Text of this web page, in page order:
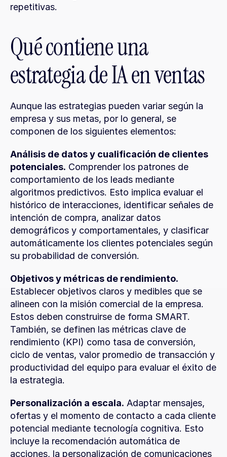
repetitivas.
Qué contiene una
estrategia de IA en ventas
Aunque las estrategias pueden variar según la
empresa y sus metas, por lo general, se
componen de los siguientes elementos:
Análisis de datos y cualificación de clientes
potenciales. Comprender los patrones de
comportamiento de los leads mediante
algoritmos predictivos. Esto implica evaluar el
histórico de interacciones, identificar señales de
intención de compra, analizar datos
demográficos y comportamentales, y clasificar
automáticamente los clientes potenciales según
su probabilidad de conversión.
Objetivos y métricas de rendimiento.
Establecer objetivos claros y medibles que se
alineen con la misión comercial de la empresa.
Estos deben construirse de forma SMART.
También, se definen las métricas clave de
rendimiento (KPI) como tasa de conversión,
ciclo de ventas, valor promedio de transacción y
productividad del equipo para evaluar el éxito de
la estrategia.
Personalización a escala. Adaptar mensajes,
ofertas y el momento de contacto a cada cliente
potencial mediante tecnología cognitiva. Esto
incluye la recomendación automática de
acciones, la personalización de comunicaciones